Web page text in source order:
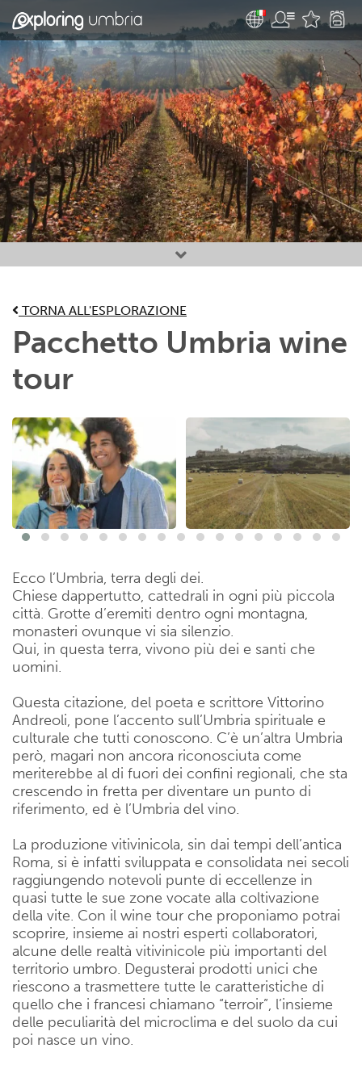
Attività preferite
TORNA ALL'ESPLORAZIONE
Pacchetto Umbria wine
tour
Ecco l’Umbria, terra degli dei.
Chiese dappertutto, cattedrali in ogni più piccola
città. Grotte d’eremiti dentro ogni montagna,
monasteri ovunque vi sia silenzio.
Qui, in questa terra, vivono più dei e santi che
uomini.
Questa citazione, del poeta e scrittore Vittorino
Andreoli, pone l’accento sull’Umbria spirituale e
culturale che tutti conoscono. C’è un’altra Umbria
però, magari non ancora riconosciuta come
meriterebbe al di fuori dei confini regionali, che sta
crescendo in fretta per diventare un punto di
riferimento, ed è l’Umbria del vino.
La produzione vitivinicola, sin dai tempi dell’antica
Roma, si è infatti sviluppata e consolidata nei secoli
raggiungendo notevoli punte di eccellenze in
quasi tutte le sue zone vocate alla coltivazione
della vite. Con il wine tour che proponiamo potrai
scoprire, insieme ai nostri esperti collaboratori,
alcune delle realtà vitivinicole più importanti del
territorio umbro. Degusterai prodotti unici che
riescono a trasmettere tutte le caratteristiche di
quello che i francesi chiamano “terroir”, l’insieme
delle peculiarità del microclima e del suolo da cui
poi nasce un vino.